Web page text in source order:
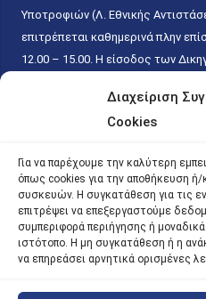
Διαχείριση
Cookies
Για να παρέχουμε την καλύτερη
όπως cookies για την αποθήκευση
συσκευών. Η συγκατάθεση για τις
επιτρέψει να επεξεργαστούμε
συμπεριφορά περιήγησης ή
ιστότοπο. Η μη συγκατάθεση ή η
να επηρεάσει αρνητικά ορισμένες
Υποτροφιών (Λ. Εθνικής
επιτρέπεται καθημερινά πλην
12.00 – 15.00. Η είσοδος των
κάθε εργάσιμη ημέρα και ώρα
περιορισμό. Η είσοδος του
15.00. Η εξυπηρέτηση του κοινού
παγίων ισχυουσών διατάξεων.
εντός του εσωτερικού χώρου
κοινού, η εξυπηρέτησή του
προγραμματισμένου ραντεβού.